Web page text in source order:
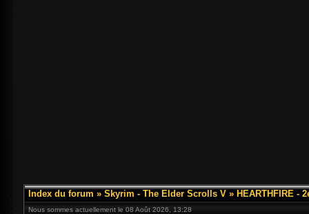
Index du forum » Skyrim - The Elder Scrolls V » HEARTHFIRE -
Nous sommes actuellement le 08 Août 2026, 13:28